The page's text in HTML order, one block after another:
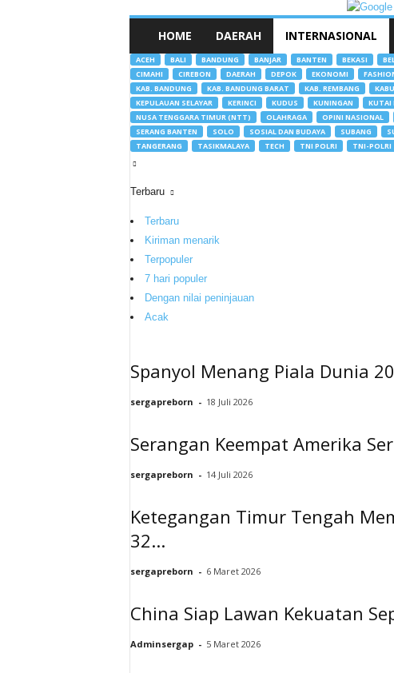
HOME DAERAH INTERNASIONAL
ACEH BALI BANDUNG BANJAR BANTEN BEKASI
CIMAHI
CIREBON DAERAH DEPOK EKONOMI
KAB. BANDUNG
KAB. BANDUNG BARAT KAB. REMBANG
KEPULAUAN SELAYAR
KERINCI KUDUS KUNINGAN KUTAI
NUSA TENGGARA TIMUR (NTT)
OLAHRAGA OPINI NASIONAL
SERANG BANTEN
SOLO SOSIAL DAN BUDAYA SUBANG
TANGERANG
TASIKMALAYA TECH TNI POLRI TNI-POLRI
Terbaru
Terbaru
Kiriman menarik
Terpopuler
7 hari populer
Dengan nilai peninjauan
Acak
Spanyol Menang Piala Dunia
sergapreborn - 18 Juli 2026
Serangan Keempat Amerika
sergapreborn - 14 Juli 2026
Ketegangan Timur Tengah
32...
sergapreborn - 6 Maret 2026
China Siap Lawan Kekuatan
Adminsergap - 5 Maret 2026